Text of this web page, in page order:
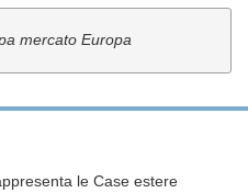
mercato Europa
le Case estere